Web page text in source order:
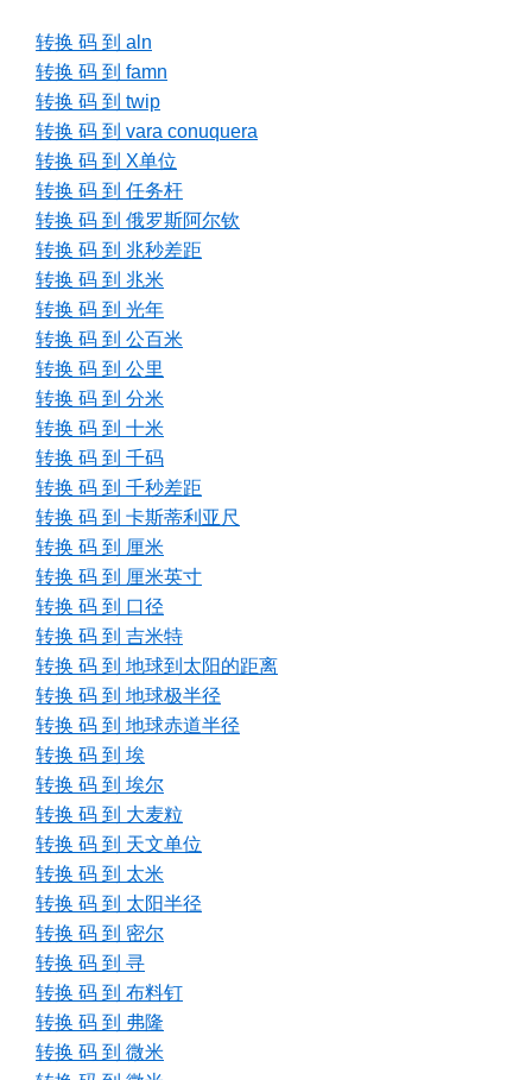
转换 码 到 aln
转换 码 到 famn
转换 码 到 twip
转换 码 到 vara conuquera
转换 码 到 X单位
转换 码 到 任务杆
转换 码 到 俄罗斯阿尔钦
转换 码 到 兆秒差距
转换 码 到 兆米
转换 码 到 光年
转换 码 到 公百米
转换 码 到 公里
转换 码 到 分米
转换 码 到 十米
转换 码 到 千码
转换 码 到 千秒差距
转换 码 到 卡斯蒂利亚尺
转换 码 到 厘米
转换 码 到 厘米英寸
转换 码 到 口径
转换 码 到 吉米特
转换 码 到 地球到太阳的距离
转换 码 到 地球极半径
转换 码 到 地球赤道半径
转换 码 到 埃
转换 码 到 埃尔
转换 码 到 大麦粒
转换 码 到 天文单位
转换 码 到 太米
转换 码 到 太阳半径
转换 码 到 密尔
转换 码 到 寻
转换 码 到 布料钉
转换 码 到 弗隆
转换 码 到 微米